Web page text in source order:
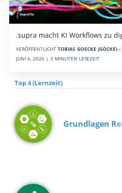
.supra macht KI Workflows zu
VERÖFFENTLICHT TOBIAS GOECKE (GÖCKE)
JUNI 6, 2026 | 3 MINUTEN LESEZEIT
Top 4 (Lernzeit)
Grundlagen